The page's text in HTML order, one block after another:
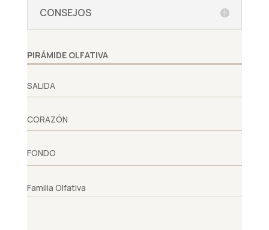
CONSEJOS
PIRÁMIDE OLFATIVA
SALIDA
CORAZÓN
FONDO
Familia Olfativa